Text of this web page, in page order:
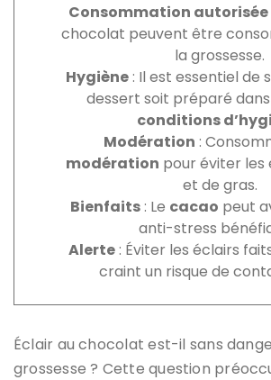
Consommation autorisée
chocolat peuvent être
la grossesse.
Hygiène : Il est essentiel de
dessert soit préparé dans
conditions
Modération :
modération pour éviter les
et de gras.
Bienfaits : Le cacao peut
anti-stress
Alerte : Éviter les éclairs
craint un risque de
Éclair au chocolat est-il sans
grossesse ? Cette question